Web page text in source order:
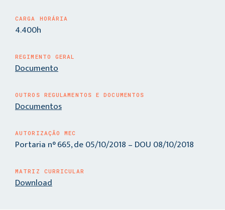
CARGA HORÁRIA
4.400h
REGIMENTO GERAL
Documento
OUTROS REGULAMENTOS E DOCUMENTOS
Documentos
AUTORIZAÇÃO MEC
Portaria n° 665, de 05/10/2018 – DOU 08/10/2018
MATRIZ CURRICULAR
Download